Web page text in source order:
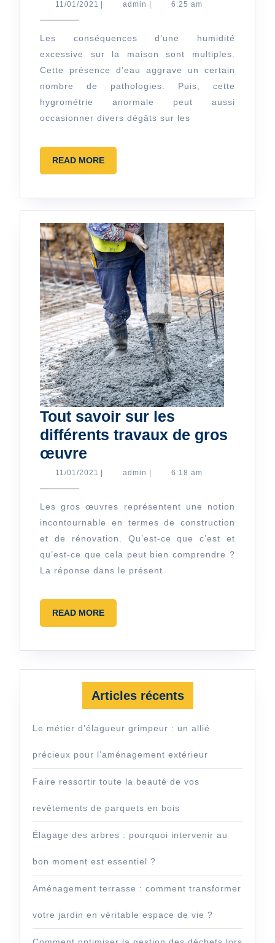
maison :
que
pouvez-
vous
faire ?
11/01/2021 11/01/2021
| admin admin
| 6:25 am
Les conséquences d’une humidité
excessive sur la maison sont multiples.
Cette présence d’eau aggrave un certain
nombre de pathologies. Puis, cette
hygrométrie anormale peut aussi
occasionner divers dégâts sur les
READ MOREREAD
MORE
Tout savoir sur les
différents travaux de gros
œuvre
savoir
les
différents
travaux
de
œuvre
11/01/2021 11/01/2021
admin admin 6:18 am
Les gros œuvres représentent une notion
incontournable en termes de construction
et de rénovation. Qu’est-ce que c’est et
qu’est-ce que cela peut bien comprendre ?
La réponse dans le présent
READ MOREREAD
MORE
Articles récents
Le métier d’élagueur grimpeur : un allié
précieux pour l’aménagement extérieur
Faire ressortir toute la beauté de vos
revêtements de parquets en bois
Élagage des arbres : pourquoi intervenir au
bon moment est essentiel ?
Aménagement terrasse : comment transformer
votre jardin en véritable espace de vie ?